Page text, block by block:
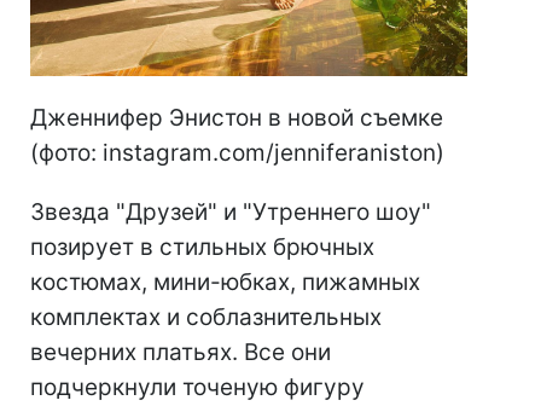
Дженнифер Энистон в новой съемке
(фото: instagram.com/jenniferaniston)
Звезда "Друзей" и "Утреннего шоу"
позирует в стильных брючных
костюмах, мини-юбках, пижамных
комплектах и соблазнительных
вечерних платьях. Все они
подчеркнули точеную фигуру